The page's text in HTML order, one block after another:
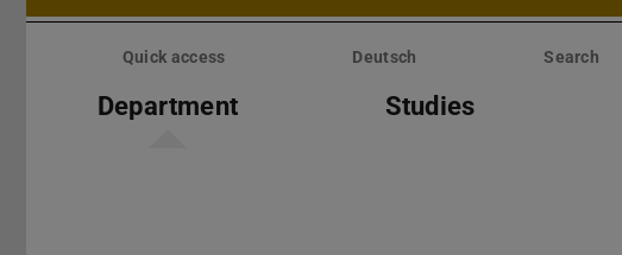
Skip
Quick access Deutsch Search
Department Studies